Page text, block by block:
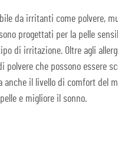
da irritanti come polvere,
progettati per la pelle
di irritazione. Oltre agli
che possono essere
il livello di comfort del
e migliore il sonno.